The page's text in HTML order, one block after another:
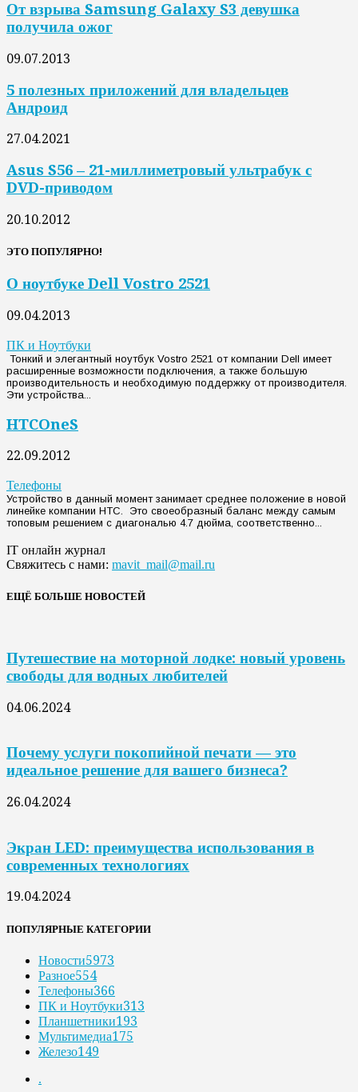
От взрыва Samsung Galaxy S3 девушка
получила ожог
09.07.2013
5 полезных приложений для владельцев
Андроид
27.04.2021
Asus S56 – 21-миллиметровый ультрабук с
DVD-приводом
20.10.2012
ЭТО ПОПУЛЯРНО!
О ноутбуке Dell Vostro 2521
09.04.2013
ПК и Ноутбуки
Тонкий и элегантный ноутбук Vostro 2521 от компании Dell имеет
расширенные возможности подключения, а также большую
производительность и необходимую поддержку от производителя.
Эти устройства...
HTCOneS
22.09.2012
Телефоны
Устройство в данный момент занимает среднее положение в новой
линейке компании HTC. Это своеобразный баланс между самым
топовым решением с диагональю 4.7 дюйма, соответственно...
IT онлайн журнал
Свяжитесь с нами: mavit_mail@mail.ru
ЕЩЁ БОЛЬШЕ НОВОСТЕЙ
Путешествие на моторной лодке: новый уровень
свободы для водных любителей
04.06.2024
Почему услуги покопийной печати — это
идеальное решение для вашего бизнеса?
26.04.2024
Экран LED: преимущества использования в
современных технологиях
19.04.2024
ПОПУЛЯРНЫЕ КАТЕГОРИИ
Новости5973
Разное554
Телефоны366
ПК и Ноутбуки313
Планшетники193
Мультимедиа175
Железо149
.